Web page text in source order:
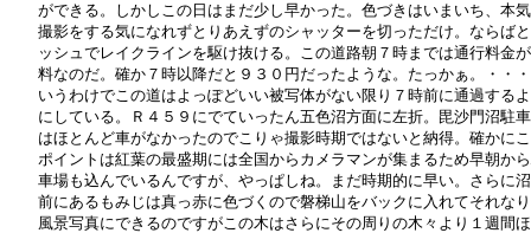
ができる。しかしこの日はまだ少し早かった。色づきはいまいち、本
撮影をする気になれずとりあえずのシャッターを切っただけ。ならば
ッシュでレイクラインを駆け抜ける。この道路朝７時までは通行料金
料なのだ。確か７時以降だと９３０円だったような。たっかぁ。・・
いうわけでこの道はよっぽどいい被写体がない限り７時前に通過する
にしている。Ｒ４５９にでていったん五色沼方面に左折。毘沙門沼駐
はほとんど車がなかったのでこりゃ撮影時期ではないと納得。確かに
ポイントは紅葉の最盛期には全国からカメラマンが集まるため早朝か
車場も込んでいるんですが、やっぱしね。まだ時期的に早い。さらに
前にあるもみじは真っ赤に色づくので磐梯山をバックに入れてそれな
風景写真にできるのですがこの木はさらにその周りの木々より１週間